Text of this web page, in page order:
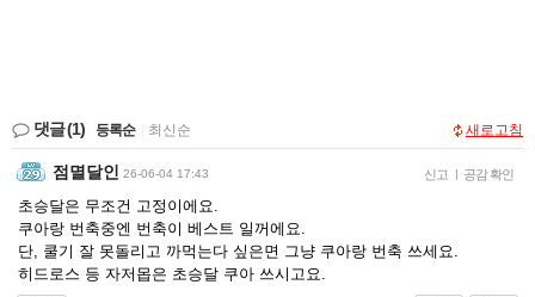
댓글(1) 등록순 최신순 새로고침
점멸달인 26-06-04 17:43 신고 | 공감 확인
초승달은 무조건 고정이에요.
쿠아랑 번축중엔 번축이 베스트 일꺼에요.
단, 쿨기 잘 못돌리고 까먹는다 싶은면 그냥 쿠아랑 번축 쓰세요.
히드로스 등 자저몹은 초승달 쿠아 쓰시고요.